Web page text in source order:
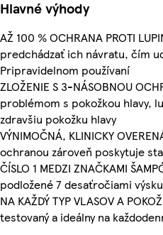
Hlavné výhody
AŽ 100 % OCHRANA PROTI
predchádzať ich návratu, čím
Pripravidelnom používaní
ZLOŽENIE S 3-NÁSOBNOU
problémom s pokožkou hlavy,
zdravšiu pokožku hlavy
VÝNIMOČNÁ, KLINICKY
ochranou zároveň poskytuje
ČÍSLO 1 MEDZI ZNAČKAMI
podložené 7 desaťročiami
NA KAŽDÝ TYP VLASOV A
testovaný a ideálny na